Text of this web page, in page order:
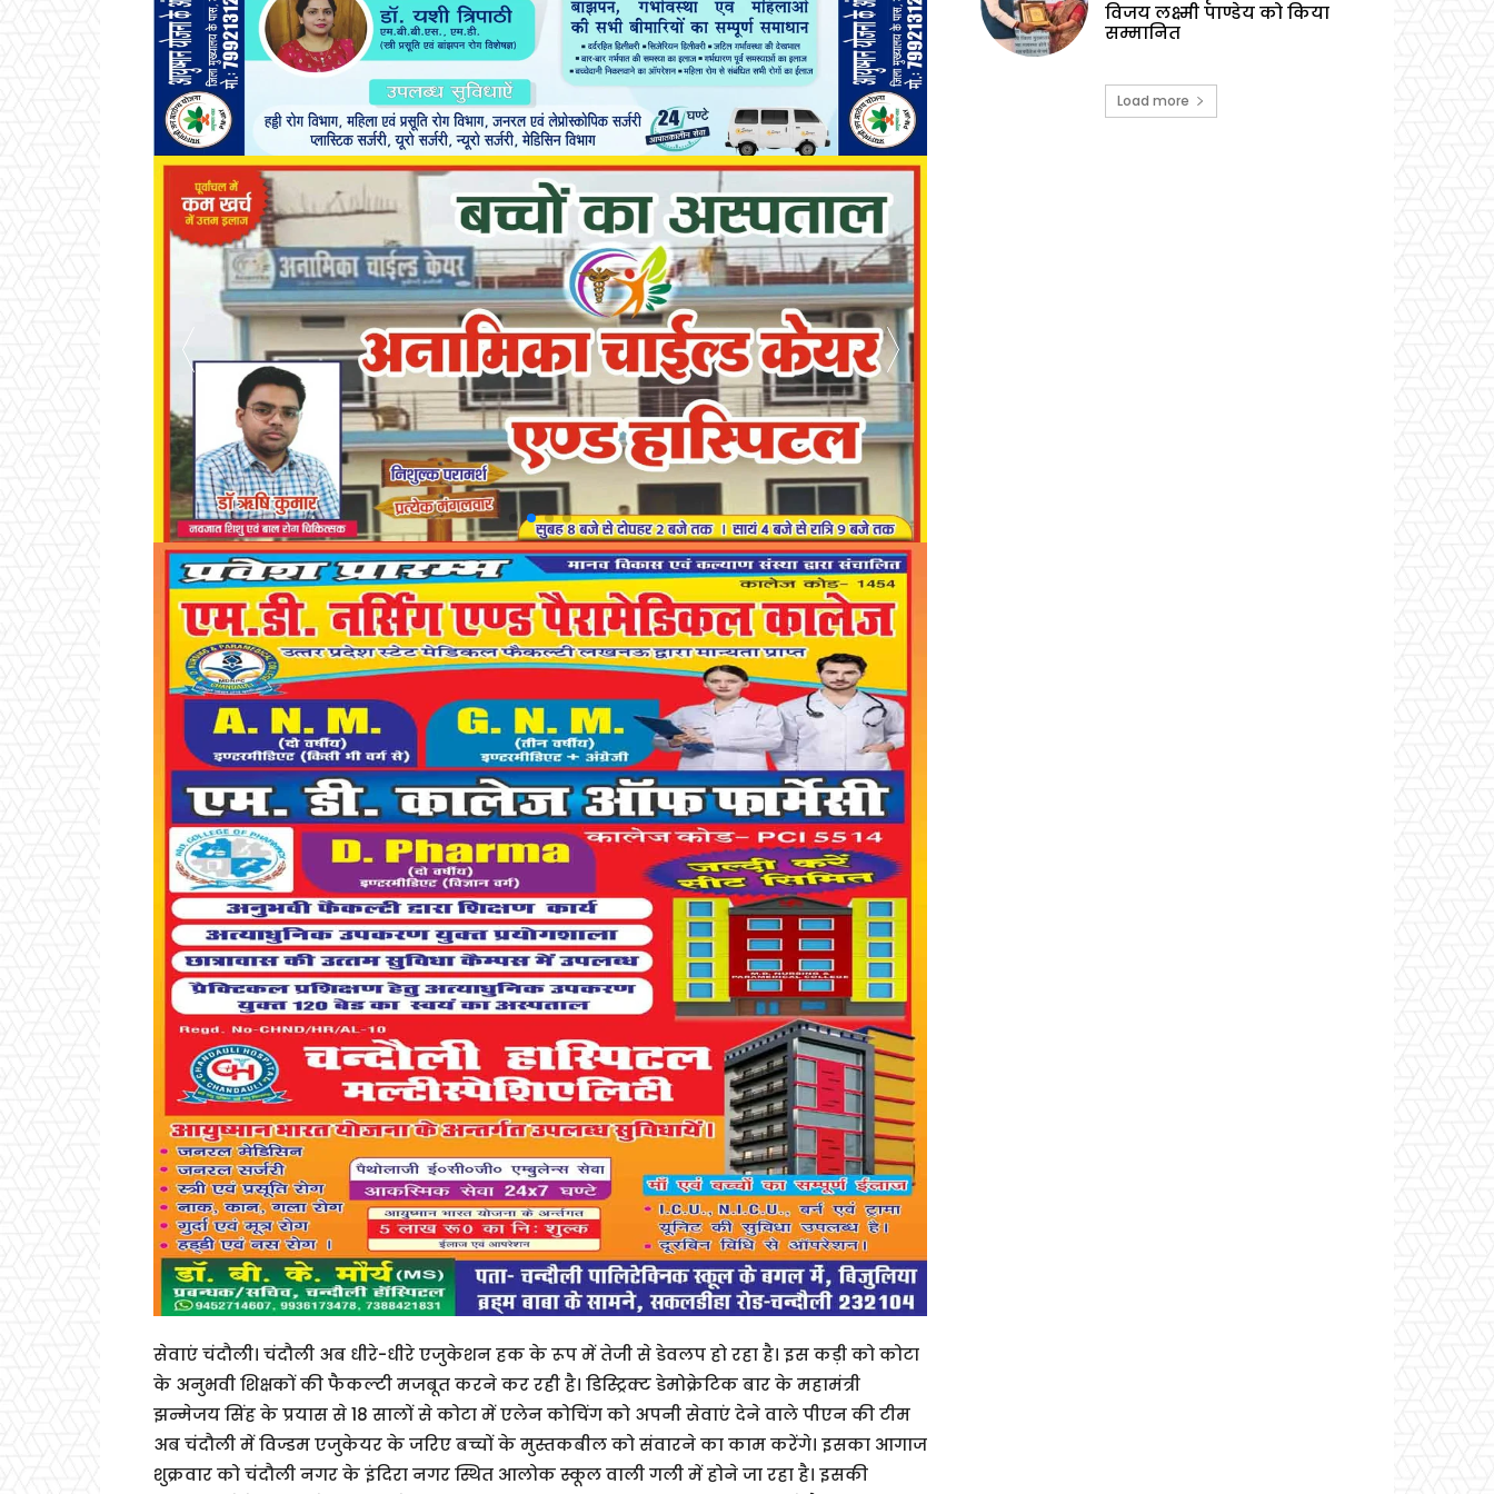
सेवाएं चंदौली। चंदौली अब धीरे-धीरे एजुकेशन हक के रूप में तेजी से डेवलप हो रहा है। इस कड़ी को कोटा
के अनुभवी शिक्षकों की फैकल्टी मजबूत करने कर रही है। डिस्ट्रिक्ट डेमोक्रेटिक बार के महामंत्री
झन्मेजय सिंह के प्रयास से 18 सालों से कोटा में एलेन कोचिंग को अपनी सेवाएं देने वाले पीएन की टीम
अब चंदौली में विज्डम एजुकेयर के जरिए बच्चों के मुस्तकबील को संवारने का काम करेंगे। इसका आगाज
शुक्रवार को चंदौली नगर के इंदिरा नगर स्थित आलोक स्कूल वाली गली में होने जा रहा है। इसकी
विजय लक्ष्मी पाण्डेय को किया
सम्मानित
Load more